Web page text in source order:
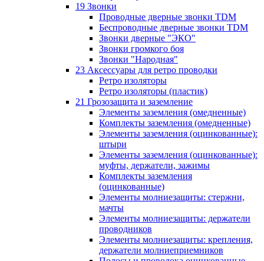
19 Звонки
Проводные дверные звонки TDM
Беспроводные дверные звонки TDM
Звонки дверные "ЭКО"
Звонки громкого боя
Звонки "Народная"
23 Аксессуары для ретро проводки
Ретро изоляторы
Ретро изоляторы (пластик)
21 Грозозащита и заземление
Элементы заземления (омедненные)
Комплекты заземления (омедненные)
Элементы заземления (оцинкованные):
штыри
Элементы заземления (оцинкованные):
муфты, держатели, зажимы
Комплекты заземления
(оцинкованные)
Элементы молниезащиты: стержни,
мачты
Элементы молниезащиты: держатели
проводников
Элементы молниезащиты: крепления,
держатели молниеприемников